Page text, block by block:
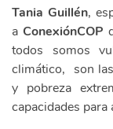
Tania Guillén,
a ConexiónCOP
todos somos
climático, son
y pobreza
capacidades para